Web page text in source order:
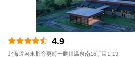
4.9
北海道河東郡音更町十勝川温泉南16丁目1-19